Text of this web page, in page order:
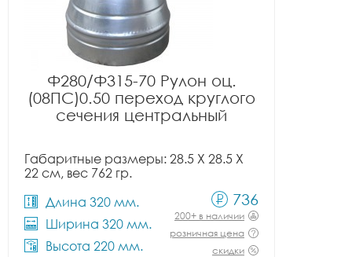
Ф280/Ф315-70 Рулон оц.
(08ПС)0.50 переход круглого
сечения центральный
Габаритные размеры: 28.5 X 28.5 X
22 см, вес 762 гр.
Длина 320 мм.
Ширина 320 мм.
Высота 220 мм.
736
200+ в наличии
розничная цена
скидки